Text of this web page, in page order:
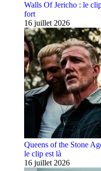
Walls Of Jericho : le
fort
16 juillet 2026
Queens of the Stone
le clip est là
16 juillet 2026